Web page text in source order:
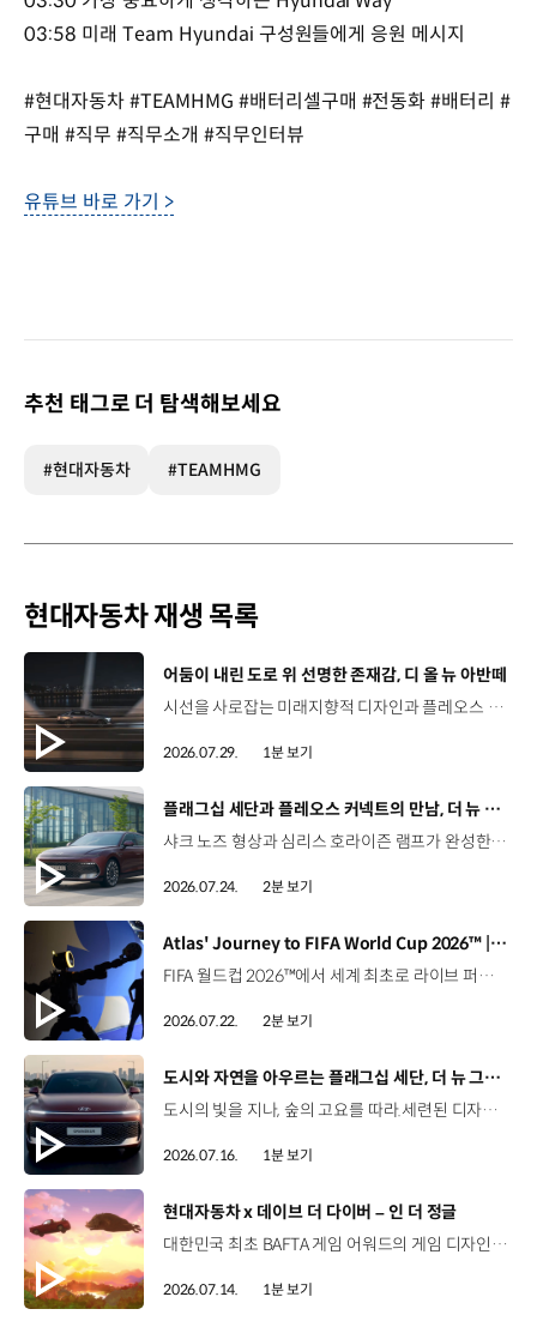
03:58 미래 Team Hyundai 구성원들에게 응원 메시지
#현대자동차 #TEAMHMG #배터리셀구매 #전동화 #배터리 #
구매 #직무 #직무소개 #직무인터뷰
유튜브 바로 가기 >
추천 태그로 더 탐색해보세요
#현대자동차 #TEAMHMG
현대자동차 재생 목록
[동영상]
어둠이 내린 도로 위 선명한 존재감, 디 올 뉴 아반떼
시선을 사로잡는 미래지향적 디자인과 플레오스 커넥트로 완성한 디지털 경험까지.세단의 새로운 기준을 제시하는 디 올 뉴 아반떼를 만나보세요. *본 영상은 AI를 활용해 제작했습니다. #현대자동차 #디올뉴아반떼 #아반떼 #플레오스커넥트 #글레오AI 유튜브 쇼츠 보기
2026.07.29. 1분 보기
[동영상]
플래그십 세단과 플레오스 커넥트의 만남, 더 뉴 그랜저
샤크 노즈 형상과 심리스 호라이즌 램프가 완성한 세련된 외관플레오스 커넥트와 Gleo AI가 만드는 스마트한 운전 경험까지. 새롭게 진화한 더 뉴 그랜저를 영상으로 만나보세요. #현대자동차 #더뉴그랜저 #플레오스커넥트 #그랜저 #플래그십세단 #TheNewGrandeur #PleosConnect
2026.07.24. 2분 보기
[동영상]
Atlas' Journey to FIFA World Cup 2026™ | 보스턴 다이나믹스
FIFA 월드컵 2026™에서 세계 최초로 라이브 퍼포먼스를 선보인 아틀라스.그 현장을 완성한 시니어 프로그램 매니저 세스 데이비스(Seth Davis)가 전하는 퍼포먼스의 비하인드 스토리를 만나보세요. 인터뷰 전문 보기 ▶ 자세히 보기 ▶ #현대자동차 #보스턴다이나믹스 #아틀라스 #로보틱스 #BostonDynamics #Atlas #Robotics #NextStartsNow
2026.07.22. 2분 보기
[동영상]
도시와 자연을 아우르는 플래그십 세단, 더 뉴 그랜저
도시의 빛을 지나, 숲의 고요를 따라.세련된 디자인과 정제된 주행 감각으로모든 순간을 편안하게 완성하는 더 뉴 그랜저를 만나보세요. *본 영상은 AI를 활용해 제작했습니다. #현대자동차 #더뉴그랜저 #플래그십세단 #그랜저 #플레오스커넥트
2026.07.16. 1분 보기
[동영상]
현대자동차 x 데이브 더 다이버 – 인 더 정글
대한민국 최초 BAFTA 게임 어워드의 게임 디자인 부문 수상에 빛나는‘데이브 더 다이버’의 최신 DLC에 포니 픽업이 등장합니다.데이브 더 다이버 - 인 더 정글 속 포니 픽업의 활약을 체험해 보세요. Steam, Nintendo Switch 2 Nintendo Switch, PS5 PS4, Xbox Series X|S, Epic Games Store에서 만나 볼 수 있습니다. #현대자동차 #데이브더다이버 #인더정글 #민트로켓 #게임콜라보 #포니픽업 #포니 유튜브 쇼츠 보기 >
2026.07.14. 1분 보기